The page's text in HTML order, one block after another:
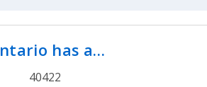
has a…
40422